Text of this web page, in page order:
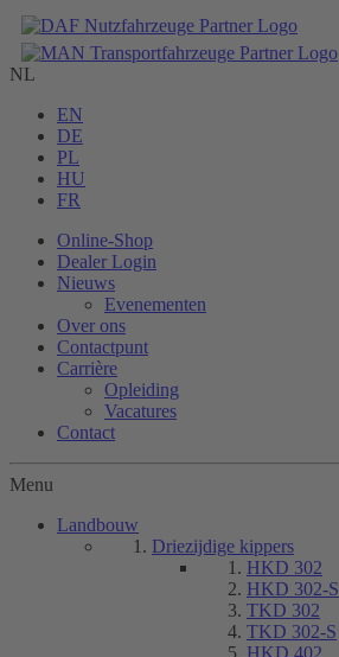
NL
EN
DE
PL
HU
FR
Online-Shop
Dealer Login
Nieuws
Evenementen
Over ons
Contactpunt
Carrière
Opleiding
Vacatures
Contact
Menu
Landbouw
Driezijdige kippers
HKD 302
HKD 302-S
TKD 302
TKD 302-S
HKD 402